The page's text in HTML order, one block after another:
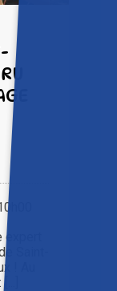
Saint-
! Au